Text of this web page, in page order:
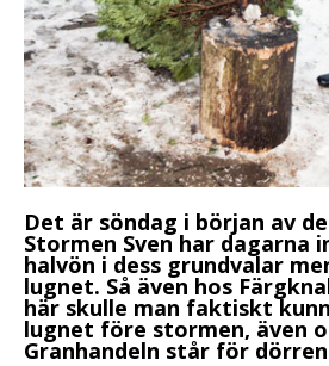
Det är söndag i början av
Stormen Sven har dagarna
halvön i dess grundvalar
lugnet. Så även hos
här skulle man faktiskt
lugnet före stormen, även
Granhandeln står för